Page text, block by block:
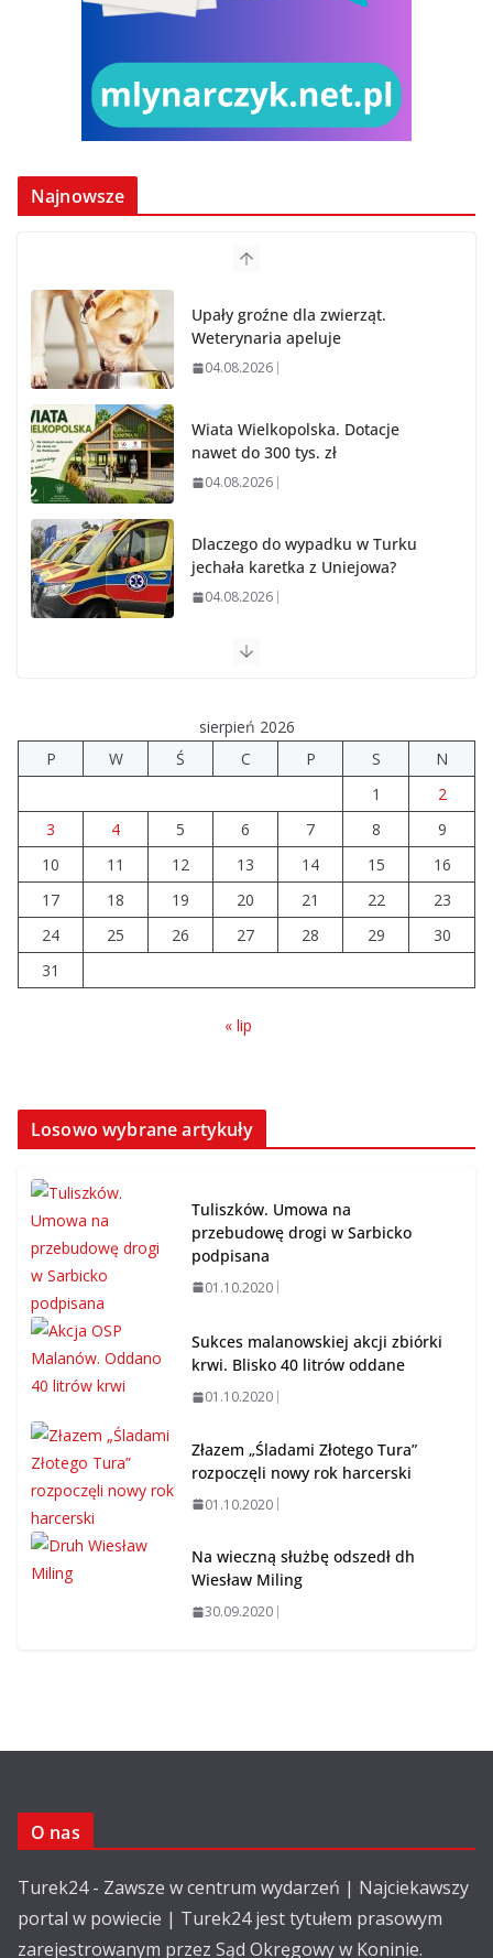
Najnowsze
Upały groźne dla zwierząt.
Weterynaria apeluje
04.08.2026
Wiata Wielkopolska. Dotacje
nawet do 300 tys. zł
04.08.2026
Dlaczego do wypadku w Turku
jechała karetka z Uniejowa?
04.08.2026
Ponad 9 mln zł na drogi i świetlice w powiecie
Powiat turecki poniżej średniej pod względem ofert
pracy
Prawie 20 tys. zł dla dyrektora
szpitala. Podwyżka mimo
finansowych problemów
04.08.2026
sierpień 2026
P
W Ś C P S
N
1
2
3
4 5 6 7 8
9
10
11 12 13 14 15
16
17
18 19 20 21 22
23
24
25 26 27 28 29
30
31
« lip
Losowo wybrane artykuły
Tuliszków. Umowa na
przebudowę drogi w Sarbicko
podpisana
01.10.2020
Sukces malanowskiej akcji zbiórki
krwi. Blisko 40 litrów oddane
01.10.2020
Złazem „Śladami Złotego Tura”
rozpoczęli nowy rok harcerski
01.10.2020
Na wieczną służbę odszedł dh
Wiesław Miling
30.09.2020
O nas
Turek24 - Zawsze w centrum wydarzeń | Najciekawszy
portal w powiecie | Turek24 jest tytułem prasowym
zarejestrowanym przez Sąd Okręgowy w Koninie.